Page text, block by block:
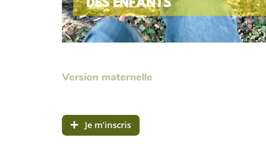
Version maternelle
Je m'inscris